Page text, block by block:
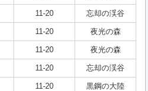
11-20 忘却の渓谷
11-20 夜光の森
11-20 夜光の森
11-20 忘却の渓谷
11-20 黒鋼の大陸